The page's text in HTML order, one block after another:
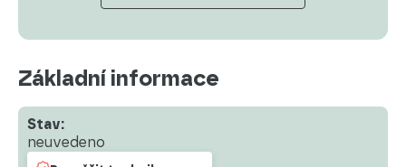
Základní informace
Stav:
neuvedeno